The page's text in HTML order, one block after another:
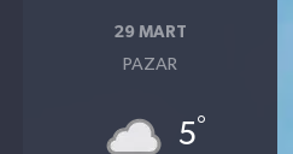
29 MART
PAZAR
5°